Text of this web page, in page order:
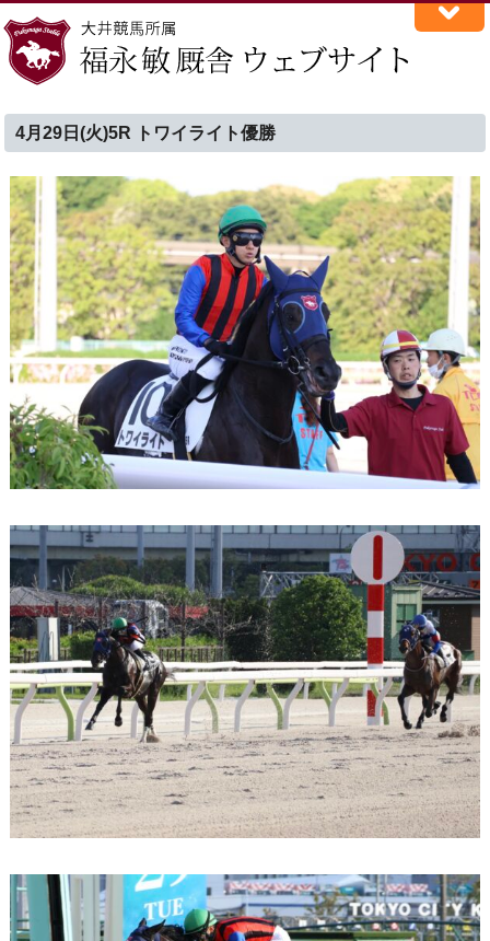
4月29日(火)5R トワイライト優勝